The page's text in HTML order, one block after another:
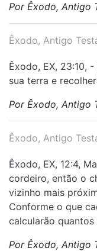
Por Êxodo, Antigo
Êxodo, Antigo
Êxodo, EX, 23:10,
sua terra e
Por Êxodo, Antigo
Êxodo, Antigo
Êxodo, EX, 12:4,
cordeiro, então o
vizinho mais
Conforme o que
calcularão
Por Êxodo, Antigo